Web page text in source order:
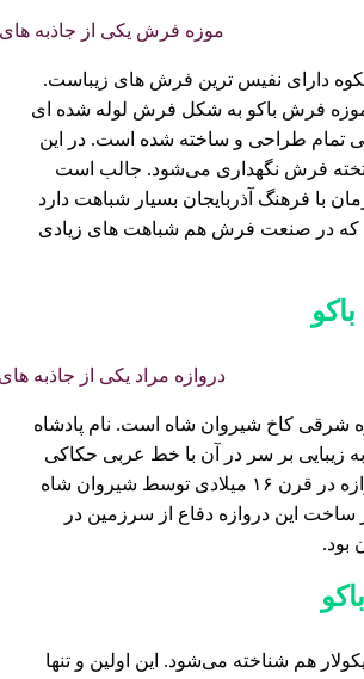
دارای نفیس ترین فرش های زیباست.
فرش باکو به شکل فرش لوله شده ای
تمام طراحی و ساخته شده است. در این
تخته فرش نگهداری می‌شود. جالب است
با فرهنگ آذربایجان بسیار شباهت دارد
که در صنعت فرش هم شباهت های زیادی
شرقی کاخ شیروان شاه است. نام پادشاه
زیبایی بر سر در آن با خط عربی حکاکی
شده است. این دروازه در قرن ۱۶ میلادی توسط شیروان شاه
این دروازه دفاع از سرزمین در
بود.
هم شناخته می‌شود. این اولین و تنها